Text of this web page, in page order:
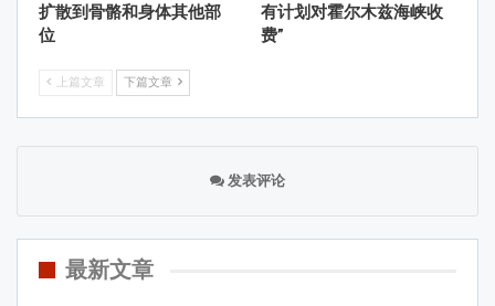
扩散到骨骼和身体其他部
位
有计划对霍尔木兹海峡收
费”
上篇文章 下篇文章
发表评论
最新文章